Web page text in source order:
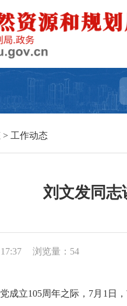
> 工作动态
刘文发同志
浏览量： 54
立105周年之际，7月1日，